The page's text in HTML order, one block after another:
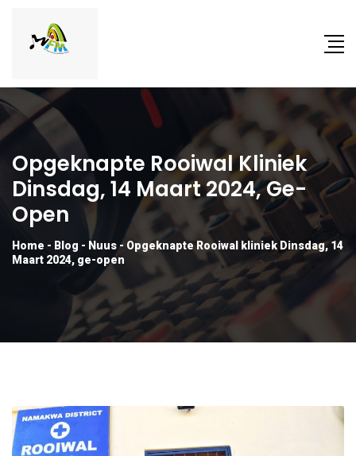
Opgeknapte Rooiwal Kliniek
Dinsdag, 14 Maart 2024, Ge-
Open
Home - Blog - Nuus- Opgeknapte Rooiwal kliniek Dinsdag, 14
Maart 2024, ge-open